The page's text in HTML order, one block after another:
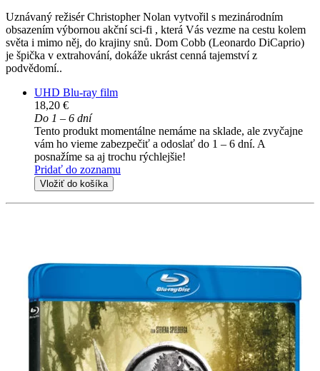
Uznávaný režisér Christopher Nolan vytvořil s mezinárodním
obsazením výbornou akční sci-fi , která Vás vezme na cestu kolem
světa i mimo něj, do krajiny snů. Dom Cobb (Leonardo DiCaprio)
je špička v extrahování, dokáže ukrást cenná tajemství z
podvědomí..
UHD Blu-ray film
18,20 €
Do 1 – 6 dní
Tento produkt momentálne nemáme na sklade, ale zvyčajne
vám ho vieme zabezpečiť a odoslať do 1 – 6 dní. A
posnažíme sa aj trochu rýchlejšie!
Pridať do zoznamu
Vložiť do košíka